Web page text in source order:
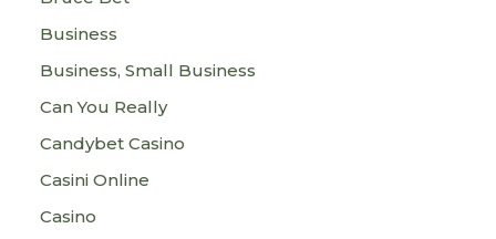
Business
Business, Small Business
Can You Really
Candybet Casino
Casini Online
Casino